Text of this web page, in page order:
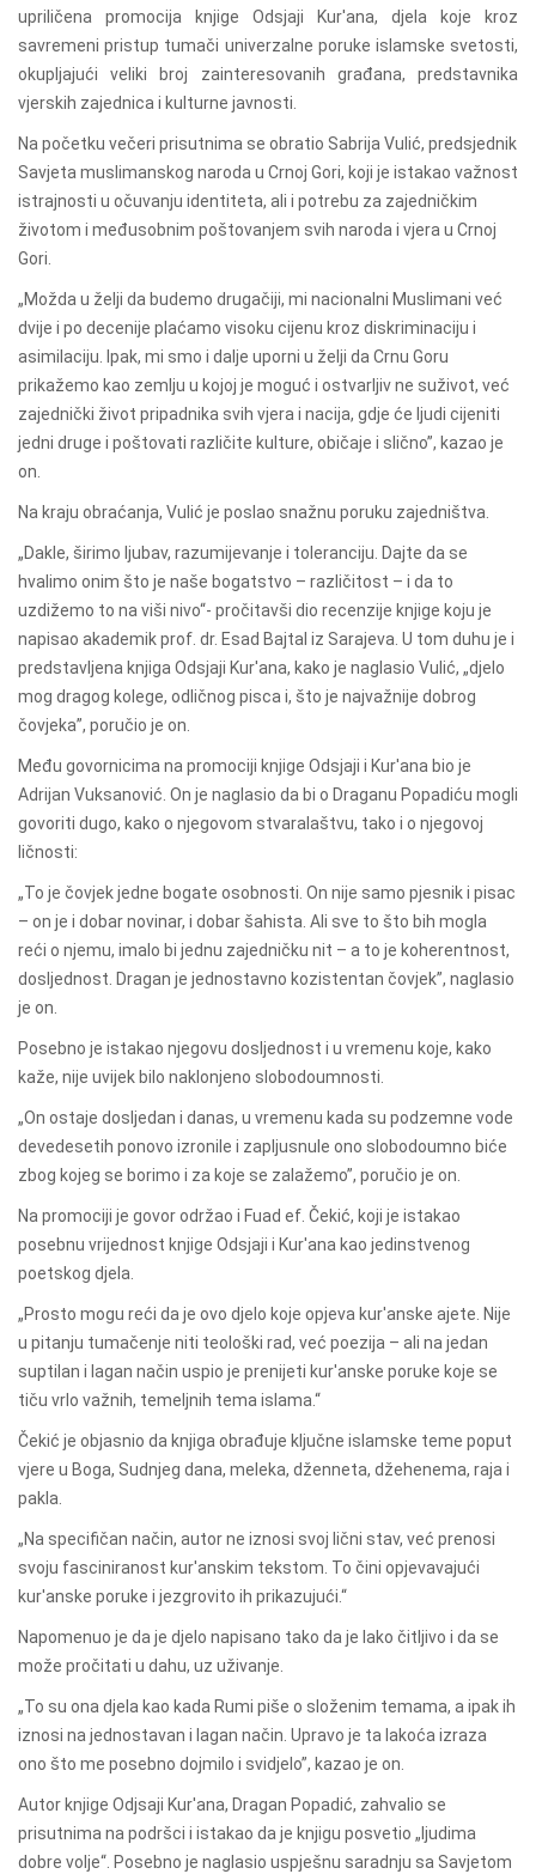
upriličena promocija knjige Odsjaji Kur'ana, djela koje kroz
savremeni pristup tumači univerzalne poruke islamske svetosti,
okupljajući veliki broj zainteresovanih građana, predstavnika
vjerskih zajednica i kulturne javnosti.
Na početku večeri prisutnima se obratio Sabrija Vulić, predsjednik
Savjeta muslimanskog naroda u Crnoj Gori, koji je istakao važnost
istrajnosti u očuvanju identiteta, ali i potrebu za zajedničkim
životom i međusobnim poštovanjem svih naroda i vjera u Crnoj
Gori.
„Možda u želji da budemo drugačiji, mi nacionalni Muslimani već
dvije i po decenije plaćamo visoku cijenu kroz diskriminaciju i
asimilaciju. Ipak, mi smo i dalje uporni u želji da Crnu Goru
prikažemo kao zemlju u kojoj je moguć i ostvarljiv ne suživot, već
zajednički život pripadnika svih vjera i nacija, gdje će ljudi cijeniti
jedni druge i poštovati različite kulture, običaje i slično”, kazao je
on.
Na kraju obraćanja, Vulić je poslao snažnu poruku zajedništva.
„Dakle, širimo ljubav, razumijevanje i toleranciju. Dajte da se
hvalimo onim što je naše bogatstvo – različitost – i da to
uzdižemo to na viši nivo“- pročitavši dio recenzije knjige koju je
napisao akademik prof. dr. Esad Bajtal iz Sarajeva. U tom duhu je i
predstavljena knjiga Odsjaji Kur'ana, kako je naglasio Vulić, „djelo
mog dragog kolege, odličnog pisca i, što je najvažnije dobrog
čovjeka”, poručio je on.
Među govornicima na promociji knjige Odsjaji i Kur'ana bio je
Adrijan Vuksanović. On je naglasio da bi o Draganu Popadiću mogli
govoriti dugo, kako o njegovom stvaralaštvu, tako i o njegovoj
ličnosti:
„To je čovjek jedne bogate osobnosti. On nije samo pjesnik i pisac
– on je i dobar novinar, i dobar šahista. Ali sve to što bih mogla
reći o njemu, imalo bi jednu zajedničku nit – a to je koherentnost,
dosljednost. Dragan je jednostavno kozistentan čovjek”, naglasio
je on.
Posebno je istakao njegovu dosljednost i u vremenu koje, kako
kaže, nije uvijek bilo naklonjeno slobodoumnosti.
„On ostaje dosljedan i danas, u vremenu kada su podzemne vode
devedesetih ponovo izronile i zapljusnule ono slobodoumno biće
zbog kojeg se borimo i za koje se zalažemo”, poručio je on.
Na promociji je govor održao i Fuad ef. Čekić, koji je istakao
posebnu vrijednost knjige Odsjaji i Kur'ana kao jedinstvenog
poetskog djela.
„Prosto mogu reći da je ovo djelo koje opjeva kur'anske ajete. Nije
u pitanju tumačenje niti teološki rad, već poezija – ali na jedan
suptilan i lagan način uspio je prenijeti kur'anske poruke koje se
tiču vrlo važnih, temeljnih tema islama.“
Čekić je objasnio da knjiga obrađuje ključne islamske teme poput
vjere u Boga, Sudnjeg dana, meleka, dženneta, džehenema, raja i
pakla.
„Na specifičan način, autor ne iznosi svoj lični stav, već prenosi
svoju fasciniranost kur'anskim tekstom. To čini opjevavajući
kur'anske poruke i jezgrovito ih prikazujući.“
Napomenuo je da je djelo napisano tako da je lako čitljivo i da se
može pročitati u dahu, uz uživanje.
„To su ona djela kao kada Rumi piše o složenim temama, a ipak ih
iznosi na jednostavan i lagan način. Upravo je ta lakoća izraza
ono što me posebno dojmilo i svidjelo”, kazao je on.
Autor knjige Odjsaji Kur'ana, Dragan Popadić, zahvalio se
prisutnima na podršci i istakao da je knjigu posvetio „ljudima
dobre volje“. Posebno je naglasio uspješnu saradnju sa Savjetom